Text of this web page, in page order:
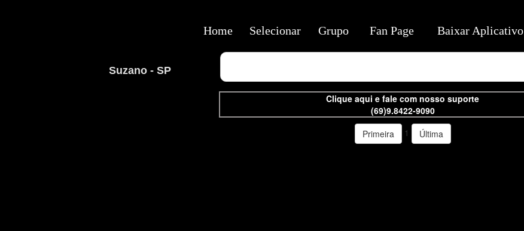
Suzano - SP
Clique aqui e fale com nosso suporte
(69)9.8422-9090
Primeira
1 Última
Home Selecionar Grupo Fan Page Baixar Aplicativo